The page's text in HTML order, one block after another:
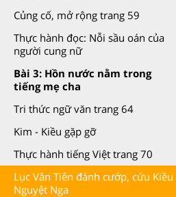
Củng cố, mở rộng trang 59
Thực hành đọc: Nỗi sầu oán của
người cung nữ
Bài 3: Hồn nước nằm trong
tiếng mẹ cha
Tri thức ngữ văn trang 64
Kim - Kiều gặp gỡ
Thực hành tiếng Việt trang 70
Lục Vân Tiên đánh cướp, cứu Kiều
Nguyệt Nga